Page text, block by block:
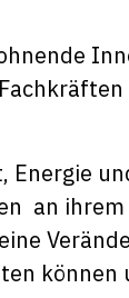
an ihrem
können